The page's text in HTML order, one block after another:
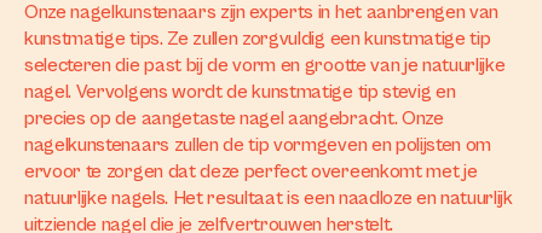
Onze nagelkunstenaars zijn experts in het aanbrengen van
kunstmatige tips. Ze zullen zorgvuldig een kunstmatige tip
selecteren die past bij de vorm en grootte van je natuurlijke
nagel. Vervolgens wordt de kunstmatige tip stevig en
precies op de aangetaste nagel aangebracht. Onze
nagelkunstenaars zullen de tip vormgeven en polijsten om
ervoor te zorgen dat deze perfect overeenkomt met je
natuurlijke nagels. Het resultaat is een naadloze en natuurlijk
uitziende nagel die je zelfvertrouwen herstelt.